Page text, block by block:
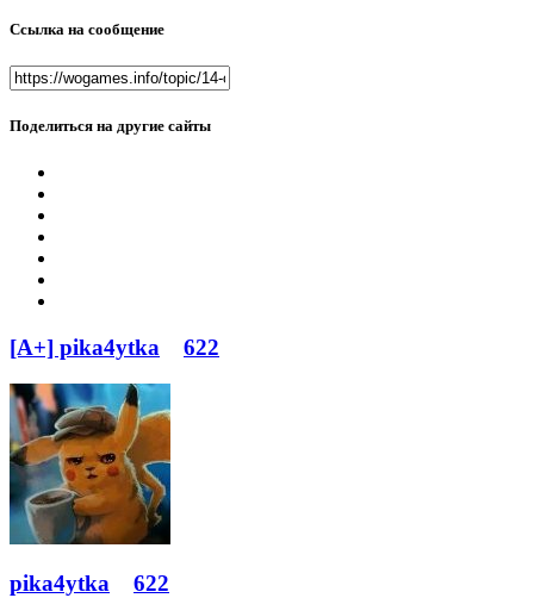
Ссылка на сообщение
Поделиться на другие сайты
[A+] pika4ytka 622
pika4ytka 622